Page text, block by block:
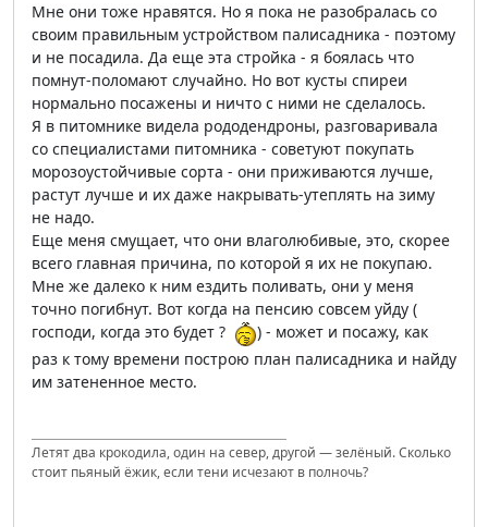
Мне они тоже нравятся. Но я пока не разобралась со
своим правильным устройством палисадника - поэтому
и не посадила. Да еще эта стройка - я боялась что
помнут-поломают случайно. Но вот кусты спиреи
нормально посажены и ничто с ними не сделалось.
Я в питомнике видела рододендроны, разговаривала
со специалистами питомника - советуют покупать
морозоустойчивые сорта - они приживаются лучше,
растут лучше и их даже накрывать-утеплять на зиму
не надо.
Еще меня смущает, что они влаголюбивые, это, скорее
всего главная причина, по которой я их не покупаю.
Мне же далеко к ним ездить поливать, они у меня
точно погибнут. Вот когда на пенсию совсем уйду (
господи, когда это будет ?
) - может и посажу, как
раз к тому времени построю план палисадника и найду
им затененное место.
Летят два крокодила, один на север, другой — зелёный. Сколько
стоит пьяный ёжик, если тени исчезают в полночь?